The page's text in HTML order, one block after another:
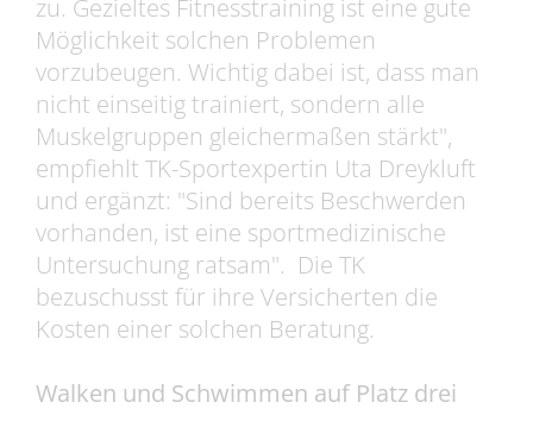
zu. Gezieltes Fitnesstraining ist eine gute
Möglichkeit solchen Problemen
vorzubeugen. Wichtig dabei ist, dass man
nicht einseitig trainiert, sondern alle
Muskelgruppen gleichermaßen stärkt",
empfiehlt TK-Sportexpertin Uta Dreykluft
und ergänzt: "Sind bereits Beschwerden
vorhanden, ist eine sportmedizinische
Untersuchung ratsam". Die TK
bezuschusst für ihre Versicherten die
Kosten einer solchen Beratung.
Walken und Schwimmen auf Platz drei